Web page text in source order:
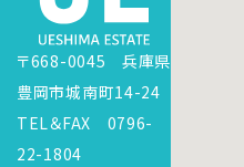
〒668-0045 兵庫県
豊岡市城南町14-24
TEL＆FAX 0796-
22-1804